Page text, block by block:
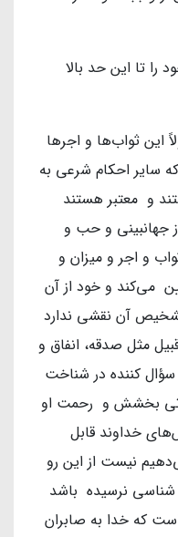
را تا این حد بالا
این ثواب‌ها و اجرها
سایر احکام شرعی به
و معتبر هستند
جهانبینی و حب و
و اجر و میزان و
می‌کند و خود از آن
آن نقشی ندارد
مثل صدقه، انفاق و
کننده در شناخت
بخشش و رحمت او
خداوند قابل
نیست از این رو
نرسیده باشد
که خدا به صابران